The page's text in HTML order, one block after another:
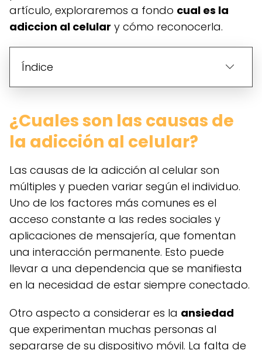
artículo, exploraremos a fondo cual es la
adiccion al celular y cómo reconocerla.
Índice
¿Cuales son las causas de
la adicción al celular?
Las causas de la adicción al celular son
múltiples y pueden variar según el individuo.
Uno de los factores más comunes es el
acceso constante a las redes sociales y
aplicaciones de mensajería, que fomentan
una interacción permanente. Esto puede
llevar a una dependencia que se manifiesta
en la necesidad de estar siempre conectado.
Otro aspecto a considerar es la ansiedad
que experimentan muchas personas al
separarse de su dispositivo móvil. La falta de